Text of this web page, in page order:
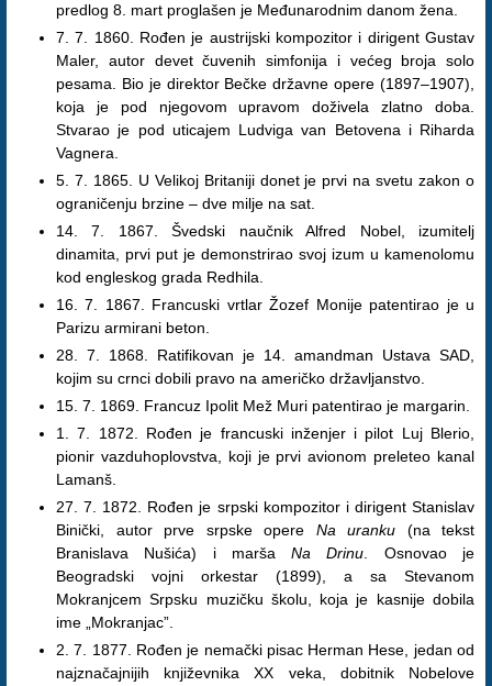
predlog 8. mart proglašen je Međunarodnim danom žena.
7. 7. 1860. Rođen je austrijski kompozitor i dirigent Gustav
Maler, autor devet čuvenih simfonija i većeg broja solo
pesama. Bio je direktor Bečke državne opere (1897–1907),
koja je pod njegovom upravom doživela zlatno doba.
Stvarao je pod uticajem Ludviga van Betovena i Riharda
Vagnera.
5. 7. 1865. U Velikoj Britaniji donet je prvi na svetu zakon o
ograničenju brzine – dve milje na sat.
14. 7. 1867. Švedski naučnik Alfred Nobel, izumitelj
dinamita, prvi put je demonstrirao svoj izum u kamenolomu
kod engleskog grada Redhila.
16. 7. 1867. Francuski vrtlar Žozef Monije patentirao je u
Parizu armirani beton.
28. 7. 1868. Ratifikovan je 14. amandman Ustava SAD,
kojim su crnci dobili pravo na američko državljanstvo.
15. 7. 1869. Francuz Ipolit Mež Muri patentirao je margarin.
1. 7. 1872. Rođen je francuski inženjer i pilot Luj Blerio,
pionir vazduhoplovstva, koji je prvi avionom preleteo kanal
Lamanš.
27. 7. 1872. Rođen je srpski kompozitor i dirigent Stanislav
Binički, autor prve srpske opere Na uranku (na tekst
Branislava Nušića) i maršaNa Drinu . Osnovao je
Beogradski vojni orkestar (1899), a sa Stevanom
Mokranjcem Srpsku muzičku školu, koja je kasnije dobila
ime „Mokranjac”.
2. 7. 1877. Rođen je nemački pisac Herman Hese, jedan od
najznačajnijih književnika XX veka, dobitnik Nobelove